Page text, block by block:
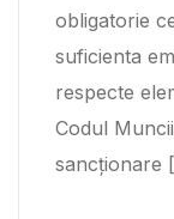
obligatorie
suficienta
respecte
Codul
sancționare